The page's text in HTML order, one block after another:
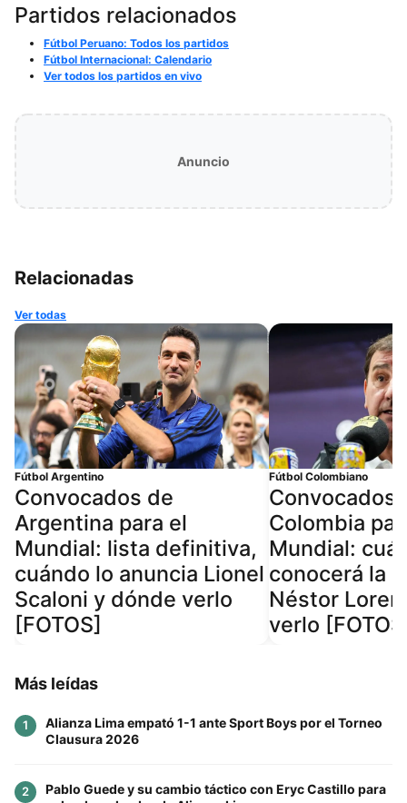
Partidos relacionados
Fútbol Peruano: Todos los partidos
Fútbol Internacional: Calendario
Ver todos los partidos en vivo
Anuncio
Relacionadas
Ver todas
Fútbol Argentino
Convocados de
Argentina para el
Mundial: lista definitiva,
cuándo lo anuncia Lionel
Scaloni y dónde verlo
[FOTOS]
Fútbol Colombiano
Convocados
Colombia
Mundial:
conocerá la
Néstor
verlo
Más leídas
1
Alianza Lima empató 1-1 ante Sport Boys por el Torneo
Clausura 2026
2
Pablo Guede y su cambio táctico con Eryc Castillo para